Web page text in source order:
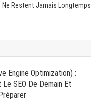
Restent Jamais Longtemps
Engine Optimization) :
Le SEO De Demain Et